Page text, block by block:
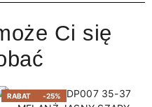
Ci się
RABAT -25%